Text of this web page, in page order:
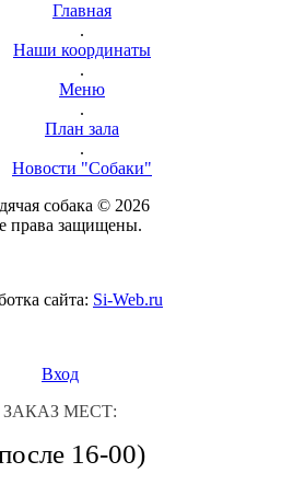
Главная
.
Наши координаты
.
Меню
.
План зала
.
Новости "Собаки"
собака © 2026
права защищены.
сайта: Si-Web.ru
Вход
ЗАКАЗ МЕСТ:
16-00)